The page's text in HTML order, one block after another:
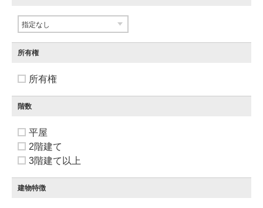
所有権
所有権
階数
平屋
2階建て
3階建て以上
建物特徴